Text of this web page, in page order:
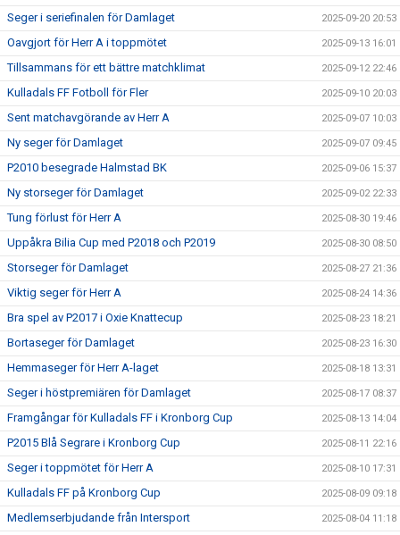
Seger i seriefinalen för Damlaget 2025-09-20 20:53
Oavgjort för Herr A i toppmötet 2025-09-13 16:01
Tillsammans för ett bättre matchklimat 2025-09-12 22:46
Kulladals FF Fotboll för Fler 2025-09-10 20:03
Sent matchavgörande av Herr A 2025-09-07 10:03
Ny seger för Damlaget 2025-09-07 09:45
P2010 besegrade Halmstad BK 2025-09-06 15:37
Ny storseger för Damlaget 2025-09-02 22:33
Tung förlust för Herr A 2025-08-30 19:46
Uppåkra Bilia Cup med P2018 och P2019 2025-08-30 08:50
Storseger för Damlaget 2025-08-27 21:36
Viktig seger för Herr A 2025-08-24 14:36
Bra spel av P2017 i Oxie Knattecup 2025-08-23 18:21
Bortaseger för Damlaget 2025-08-23 16:30
Hemmaseger för Herr A-laget 2025-08-18 13:31
Seger i höstpremiären för Damlaget 2025-08-17 08:37
Framgångar för Kulladals FF i Kronborg Cup 2025-08-13 14:04
P2015 Blå Segrare i Kronborg Cup 2025-08-11 22:16
Seger i toppmötet för Herr A 2025-08-10 17:31
Kulladals FF på Kronborg Cup 2025-08-09 09:18
Medlemserbjudande från Intersport 2025-08-04 11:18